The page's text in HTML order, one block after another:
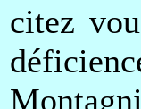
citez